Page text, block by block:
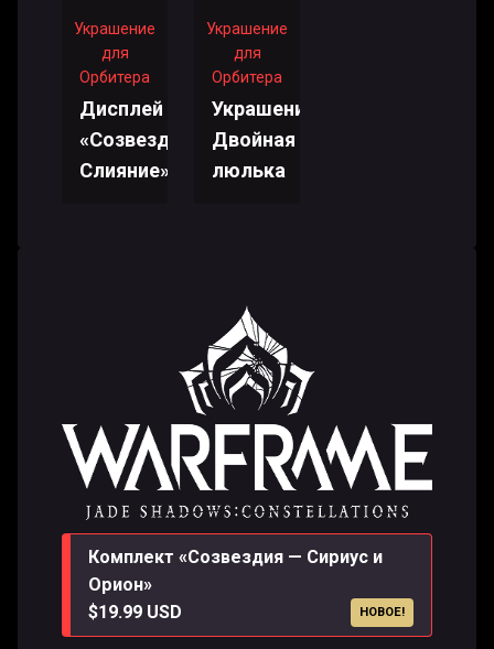
Украшение
для
Орбитера
Дисплей
«Созвездия:
Слияние»
Украшение
для
Орбитера
Украшение:
Двойная
люлька
Комплект «Созвездия — Сириус и
Орион»
$19.99 USD
НОВОЕ!